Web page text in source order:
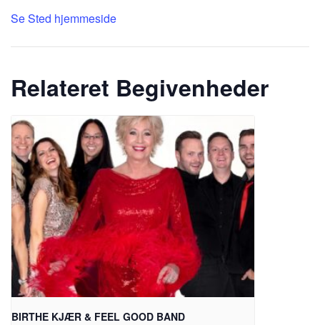
Se Sted hjemmeside
Relateret Begivenheder
BIRTHE KJÆR & FEEL GOOD BAND